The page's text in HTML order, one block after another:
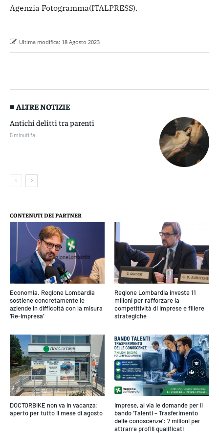
Agenzia Fotogramma(ITALPRESS).
Ultima modifica: 18 Agosto 2023
■ ALTRE NOTIZIE
Antichi delitti tra parenti
5 minuti fa
CONTENUTI DEI PARTNER
Economia. Regione Lombardia
sostiene concretamente le
aziende in difficoltà con la misura
‘Re-Impresa’
DOCTORBIKE non va in vacanza:
aperto per tutto il mese di agosto
Regione Lombardia investe 11
milioni per rafforzare la
competitività di imprese e filiere
strategiche
Imprese, al via le domande per il
bando ‘Talenti – Trasferimento
delle conoscenze’: 7 milioni per
attrarre profili qualificati